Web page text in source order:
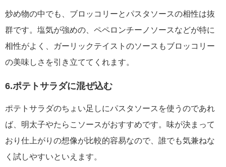
炒め物の中でも、ブロッコリーとパスタソースの相性は抜
群です。塩気が強めの、ペペロンチーノソースなどが特に
相性がよく、ガーリックテイストのソースもブロッコリー
の美味しさを引き立ててくれます。
6.ポテトサラダに混ぜ込む
ポテトサラダのちょい足しにパスタソースを使うのであれ
ば、明太子やたらこソースがおすすめです。味が決まって
おり仕上がりの想像が比較的容易なので、誰でも気兼ねな
く試しやすいといえます。